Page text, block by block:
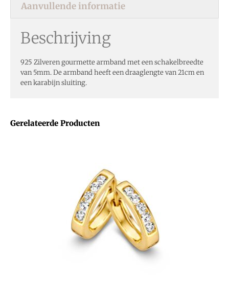
Gerelateerde Producten
Aanvullende informatie
Beschrijving
925 Zilveren gourmette armband met een schakelbreedte
van 5mm. De armband heeft een draaglengte van 21cm en
een karabijn sluiting.